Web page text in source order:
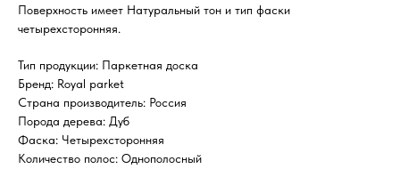
Поверхность имеет Натуральный тон и тип фаски
четырехсторонняя.
Тип продукции: Паркетная доска
Бренд: Royal parket
Страна производитель: Россия
Порода дерева: Дуб
Фаска: Четырехсторонняя
Количество полос: Однополосный